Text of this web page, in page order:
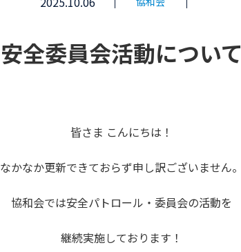
安全委員会活動について
皆さま こんにちは！
なかなか更新できておらず申し訳ございません。
協和会では安全パトロール・委員会の活動を
継続実施しております！